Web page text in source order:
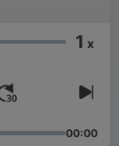
1 x
00:00